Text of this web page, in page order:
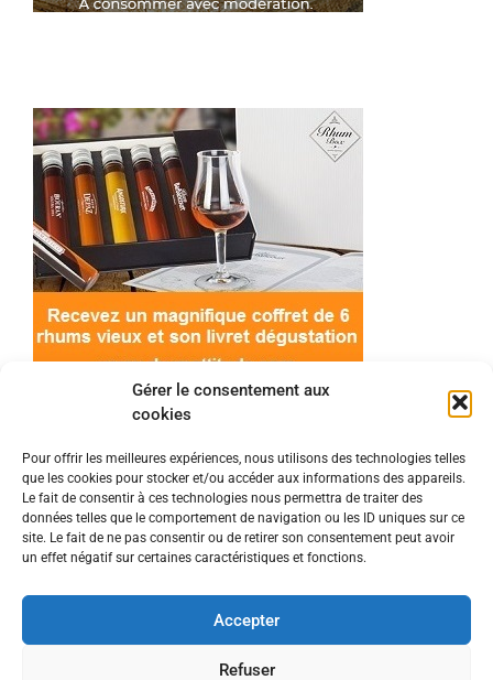
Gérer le consentement aux
cookies
Pour offrir les meilleures expériences, nous utilisons des technologies telles
que les cookies pour stocker et/ou accéder aux informations des appareils.
Le fait de consentir à ces technologies nous permettra de traiter des
données telles que le comportement de navigation ou les ID uniques sur ce
site. Le fait de ne pas consentir ou de retirer son consentement peut avoir
un effet négatif sur certaines caractéristiques et fonctions.
Accepter
Refuser
© 2022 Meilleur-rhum.net - Tous droits réservés
Mentions légales-Politique de cookies
En tant que Partenaire Amazon, je réalise un